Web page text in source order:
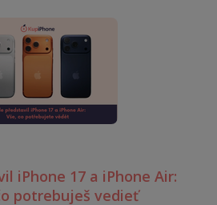
iPhone 17 a iPhone Air:
potrebuješ vedieť